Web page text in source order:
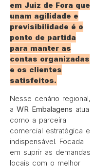
em Juiz de Fora que
unam agilidade e
previsibilidade é o
ponto de partida
para manter as
contas organizadas
e os clientes
satisfeitos.
Nesse cenário regional,
a WR Embalagens atua
como a parceira
comercial estratégica e
indispensável. Focada
em suprir as demandas
locais com o melhor